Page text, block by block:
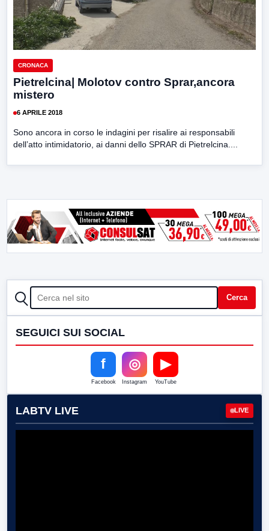
CRONACA
Pietrelcina| Molotov contro Sprar,ancora
mistero
6 APRILE 2018
Sono ancora in corso le indagini per risalire ai responsabili
dell’atto intimidatorio, ai danni dello SPRAR di Pietrelcina....
CERCA Cerca
SEGUICI SUI SOCIAL
f
Facebook
◎
Instagram
▶
YouTube
LABTV LIVE LIVE